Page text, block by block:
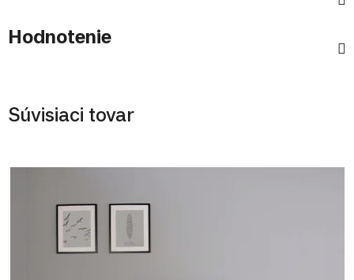
Hodnotenie
Súvisiaci tovar